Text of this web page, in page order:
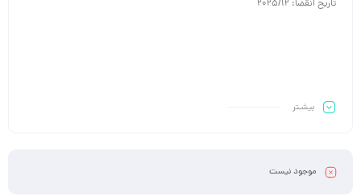
تاریخ انقضا: 2025/12
بیشـتر
موجود نیست